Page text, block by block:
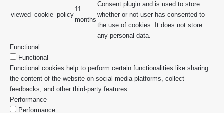
viewed_cookie_policy
11
months
Consent plugin and is used to store
whether or not user has consented to
the use of cookies. It does not store
any personal data.
Functional
Functional
Functional cookies help to perform certain functionalities like sharing
the content of the website on social media platforms, collect
feedbacks, and other third-party features.
Performance
Performance